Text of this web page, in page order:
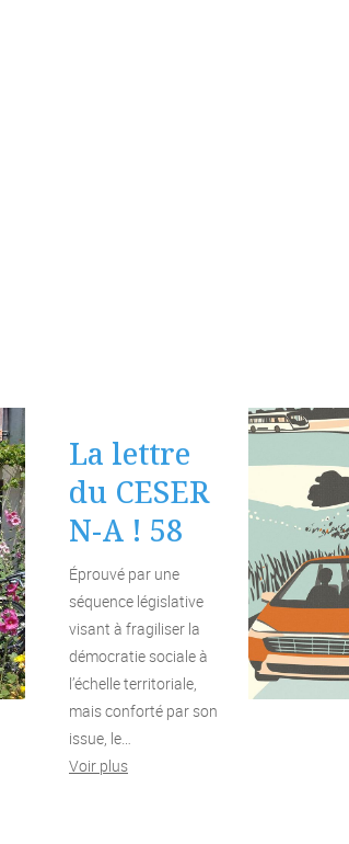
La lettre
du CESER
N-A ! 58
Éprouvé par une
séquence législative
visant à fragiliser la
démocratie sociale à
l’échelle territoriale,
mais conforté par son
issue, le…
Voir plus